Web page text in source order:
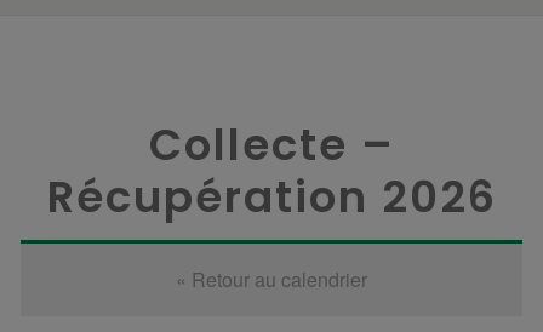
Collecte –
Récupération 2026
« Retour au calendrier